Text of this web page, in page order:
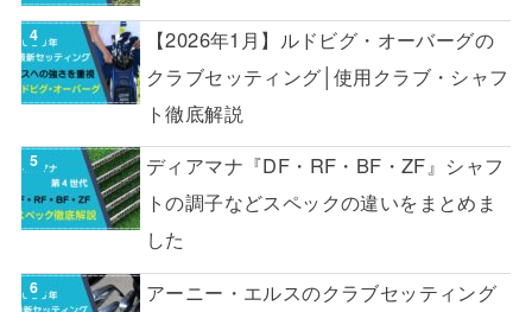
【2026年1月】ルドビグ・オーバーグの
クラブセッティング│使用クラブ・シャフ
ト徹底解説
ディアマナ『DF・RF・BF・ZF』シャフ
トの調子などスペックの違いをまとめま
した
アーニー・エルスのクラブセッティング